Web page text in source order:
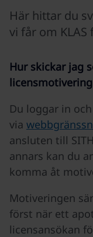
Här hittar du
vi får om
Hur skickar jag
licensmotivering
Du loggar in
via
ansluten till
annars kan du
komma åt
Motiveringen
först när ett
licensansökan